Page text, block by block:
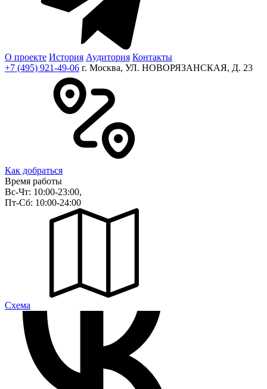
О проекте История Аудитория Контакты
+7 (495) 921-49-06 г. Москва, УЛ. НОВОРЯЗАНСКАЯ, Д. 23
Как добраться
Время работы
Вс-Чт: 10:00-23:00,
Пт-Сб: 10:00-24:00
Cхема